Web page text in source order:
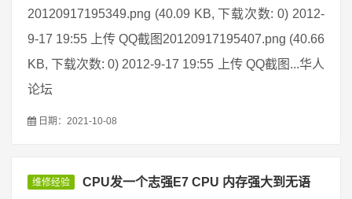
20120917195349.png (40.09 KB, 下载次数: 0) 2012-
9-17 19:55 上传 QQ截图20120917195407.png (40.66
KB, 下载次数: 0) 2012-9-17 19:55 上传 QQ截图...华人
论坛
日期：2021-10-08
维修经验 CPU发一个志强E7 CPU 内存强大到无语